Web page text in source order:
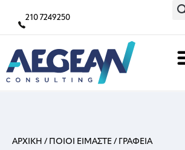
210 7249250
ΑΡΧΙΚΗ / ΠΟΙΟΙ ΕΙΜΑΣΤΕ / ΓΡΑΦΕΙΑ